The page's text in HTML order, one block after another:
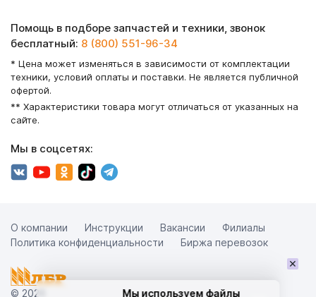
Мы используем файлы
Помощь в подборе запчастей и техники, звонок
бесплатный: 8 (800) 551-96-34
* Цена может изменяться в зависимости от комплектации
техники, условий оплаты и поставки. Не является публичной
офертой.
** Характеристики товара могут отличаться от указанных на
сайте.
Мы в соцсетях:
© 2026
О компании Инструкции Вакансии
Филиалы
Политика конфиденциальности
Биржа перевозок
×